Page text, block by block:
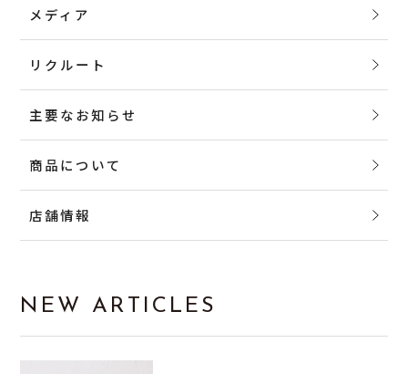
メディア
リクルート
主要なお知らせ
商品について
店舗情報
NEW ARTICLES